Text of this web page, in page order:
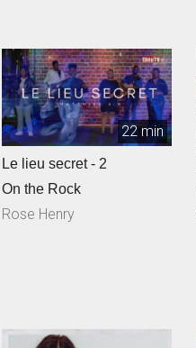
22 min
Le lieu secret - 2
On the Rock
Rose Henry